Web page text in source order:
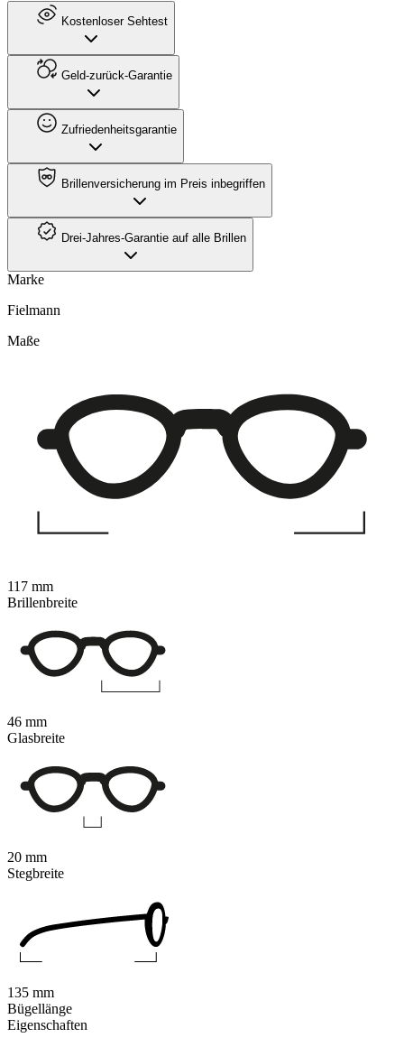
Kostenloser Sehtest
Geld-zurück-Garantie
Zufriedenheitsgarantie
Brillenversicherung im Preis inbegriffen
Drei-Jahres-Garantie auf alle Brillen
Marke
Fielmann
Eigenschaften
Maße
117 mm
Brillenbreite
46 mm
Glasbreite
20 mm
Stegbreite
135 mm
Bügellänge